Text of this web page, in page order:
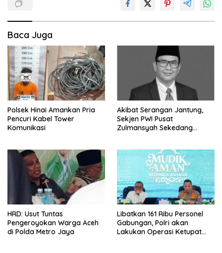
Baca Juga
Polsek Hinai Amankan Pria
Pencuri Kabel Tower
Komunikasi
Akibat Serangan Jantung,
Sekjen PWI Pusat
Zulmansyah Sekedang
HRD: Usut Tuntas
Pengeroyokan Warga Aceh
di Polda Metro Jaya
Libatkan 161 Ribu Personel
Gabungan, Polri akan
Lakukan Operasi Ketupat